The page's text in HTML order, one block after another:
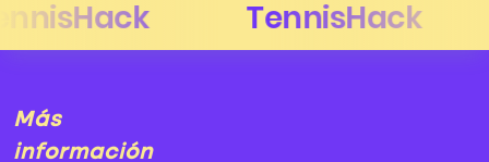
Más
información